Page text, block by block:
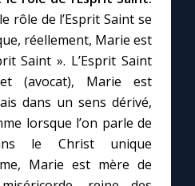
rôle de l’Esprit Saint se
réellement, Marie est
Saint ». L’Esprit Saint
(avocat), Marie est
dans un sens dérivé,
lorsque l’on parle de
le Christ unique
Marie est mère de